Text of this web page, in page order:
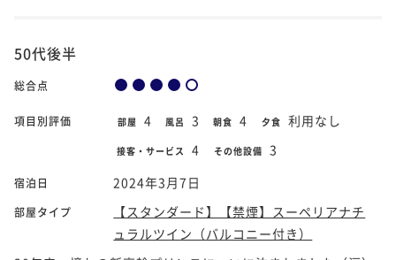
50代後半
総合点
項目別評価 部屋 4 風呂 3 朝食 4 夕食 利用なし
接客・サービス 4 その他設備 3
宿泊日 2024年3月7日
部屋タイプ
【スタンダード】【禁煙】スーペリアナチ
ュラルツイン（バルコニー付き）